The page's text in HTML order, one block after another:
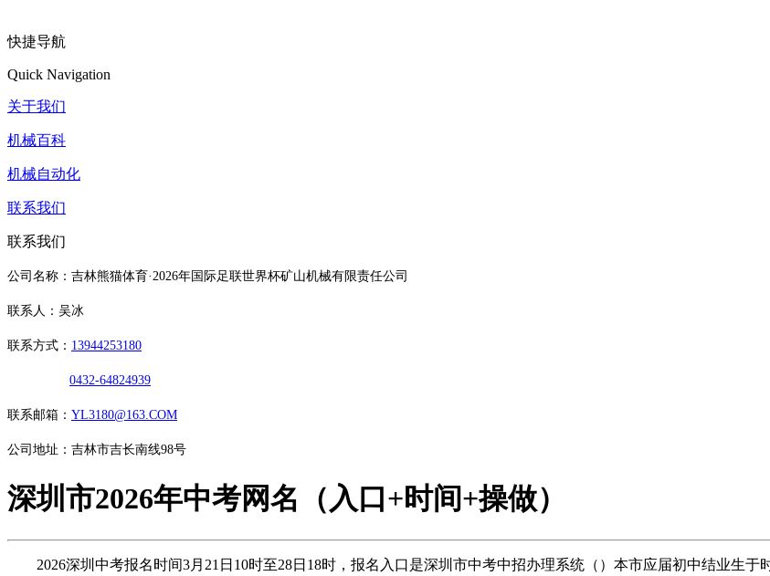
快捷导航
Quick Navigation
关于我们
机械百科
机械自动化
联系我们
联系我们
公司名称：吉林熊猫体育·2026年国际足联世界杯矿山机械有限责任公司
联系人：吴冰
联系方式： 13944253180
0432-64824939
联系邮箱： YL3180@163.COM
公司地址：吉林市吉长南线98号
深圳市2026年中考网名（入口+时间+操做）
2026深圳中考报名时间3月21日10时至28日18时，报名入口是深圳市中考中招办理系统（）本市应届初中结业生于